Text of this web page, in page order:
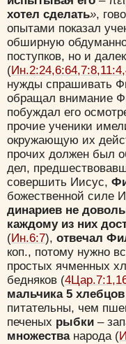
хотел сделать»,
опытами показал
обширную
поступков, но и
(
нужды спрашивать
обращал внимание
побуждал его
прочие ученики
окружающую их
прочих должен был
дел,
совершить Иисус,
божественной силе
динариев не
каждому из них
(Ин.6:7), отвечал
коп., потому нужно
простых ячменных
бедняков (
мальчика 5
питательны, чем
печеных рыбки –
множестванарода (
Удалить